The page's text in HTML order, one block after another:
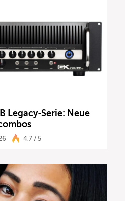
Legacy-Serie: Neue
4,7 / 5